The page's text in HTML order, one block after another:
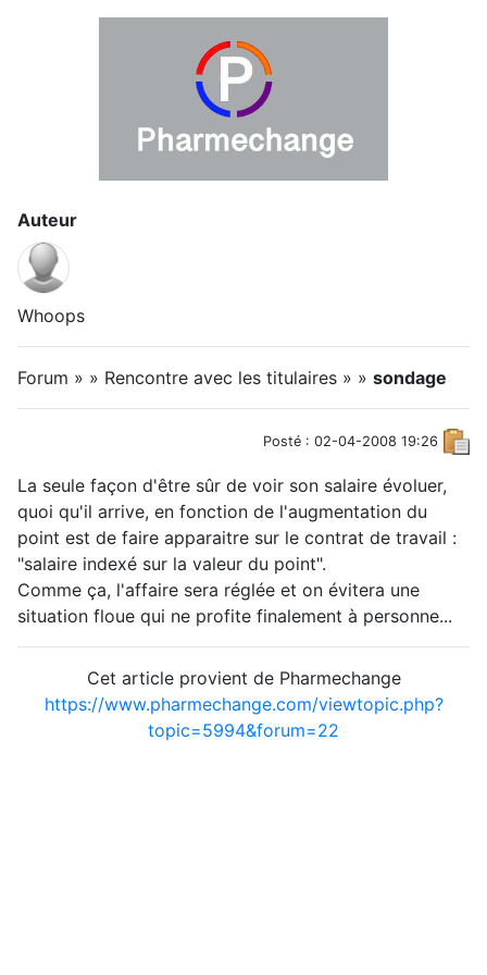
Auteur
Whoops
Forum » » Rencontre avec les titulaires » » sondage
Posté : 02-04-2008 19:26
La seule façon d'être sûr de voir son salaire évoluer,
quoi qu'il arrive, en fonction de l'augmentation du
point est de faire apparaitre sur le contrat de travail :
"salaire indexé sur la valeur du point".
Comme ça, l'affaire sera réglée et on évitera une
situation floue qui ne profite finalement à personne...
Cet article provient de Pharmechange
https://www.pharmechange.com/viewtopic.php?
topic=5994&forum=22